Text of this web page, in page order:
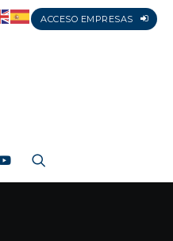
ACCESO EMPRESAS